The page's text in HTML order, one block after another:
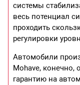
системы
весь потенциал
проходить
регулировки
Автомобили
Mohave, конечно,
гарантию на